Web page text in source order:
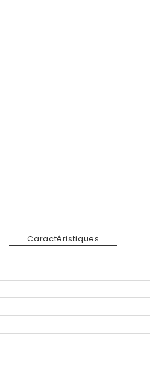
Caractéristiques